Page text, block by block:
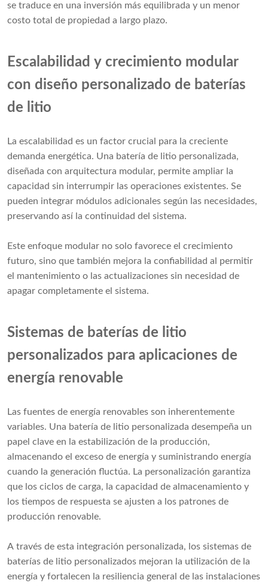
se traduce en una inversión más equilibrada y un menor
costo total de propiedad a largo plazo.
Escalabilidad y crecimiento modular
con diseño personalizado de baterías
de litio
La escalabilidad es un factor crucial para la creciente
demanda energética. Una batería de litio personalizada,
diseñada con arquitectura modular, permite ampliar la
capacidad sin interrumpir las operaciones existentes. Se
pueden integrar módulos adicionales según las necesidades,
preservando así la continuidad del sistema.
Este enfoque modular no solo favorece el crecimiento
futuro, sino que también mejora la confiabilidad al permitir
el mantenimiento o las actualizaciones sin necesidad de
apagar completamente el sistema.
Sistemas de baterías de litio
personalizados para aplicaciones de
energía renovable
Las fuentes de energía renovables son inherentemente
variables. Una batería de litio personalizada desempeña un
papel clave en la estabilización de la producción,
almacenando el exceso de energía y suministrando energía
cuando la generación fluctúa. La personalización garantiza
que los ciclos de carga, la capacidad de almacenamiento y
los tiempos de respuesta se ajusten a los patrones de
producción renovable.
A través de esta integración personalizada, los sistemas de
baterías de litio personalizados mejoran la utilización de la
energía y fortalecen la resiliencia general de las instalaciones